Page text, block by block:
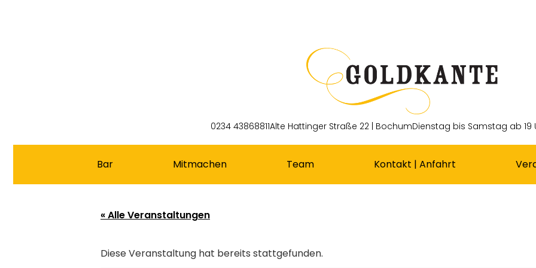
0234 43868811Alte Hattinger Straße 22 | BochumDienstag bis Samstag ab 19
Bar Mitmachen Team Kontakt | Anfahrt
« Alle Veranstaltungen
Diese Veranstaltung hat bereits stattgefunden.